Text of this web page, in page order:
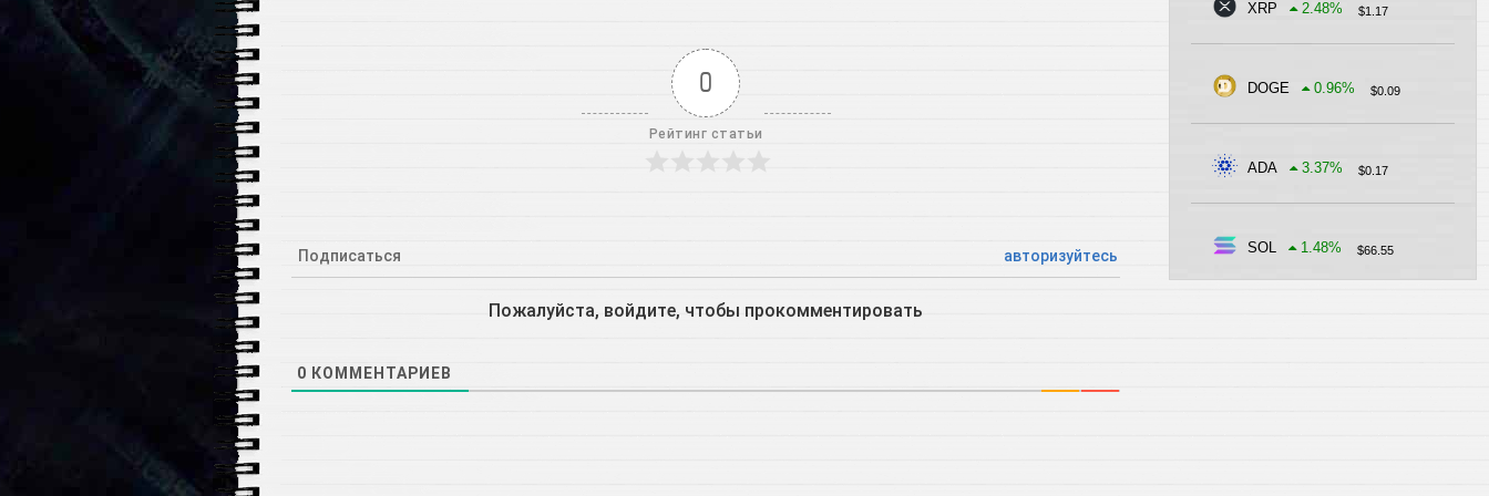
0
Рейтинг статьи
Подписаться авторизуйтесь
Пожалуйста, войдите, чтобы прокомментировать
0 КОММЕНТАРИЕВ
$1.17
XRP 2.48%
$0.09
DOGE 0.96%
$0.17
ADA 3.37%
$66.55
SOL 1.48%